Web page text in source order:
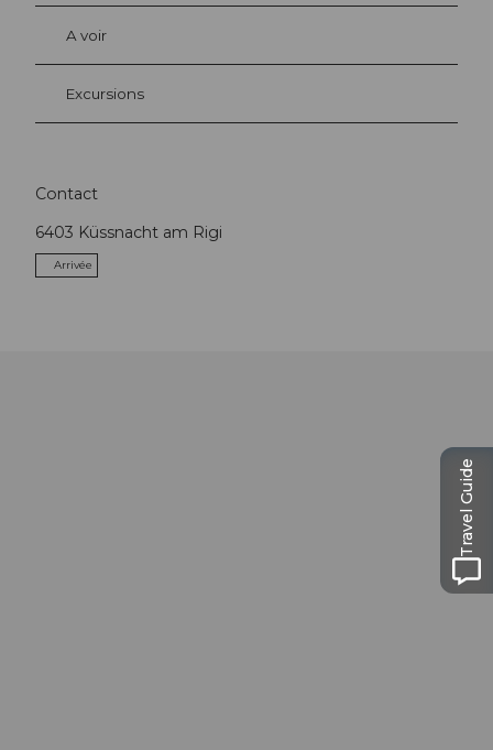
A voir
Excursions
Contact
6403 Küssnacht am Rigi
Arrivée
Travel Guide